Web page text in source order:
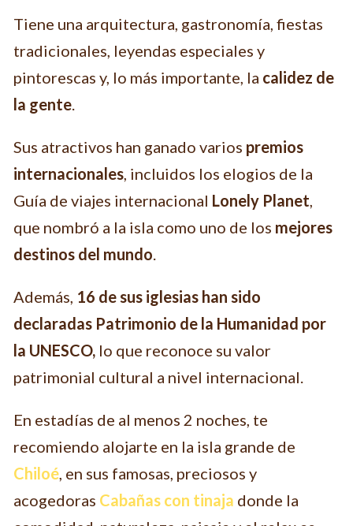
Tiene una arquitectura, gastronomía, fiestas
tradicionales, leyendas especiales y
pintorescas y, lo más importante, la calidez de
la gente.
Sus atractivos han ganado varios premios
internacionales, incluidos los elogios de la
Guía de viajes internacional Lonely Planet,
que nombró a la isla como uno de los mejores
destinos del mundo.
Además, 16 de sus iglesias han sido
declaradas Patrimonio de la Humanidad por
la UNESCO, lo que reconoce su valor
patrimonial cultural a nivel internacional.
En estadías de al menos 2 noches, te
recomiendo alojarte en la isla grande de
Chiloé, en sus famosas, preciosos y
acogedoras Cabañas con tinaja donde la